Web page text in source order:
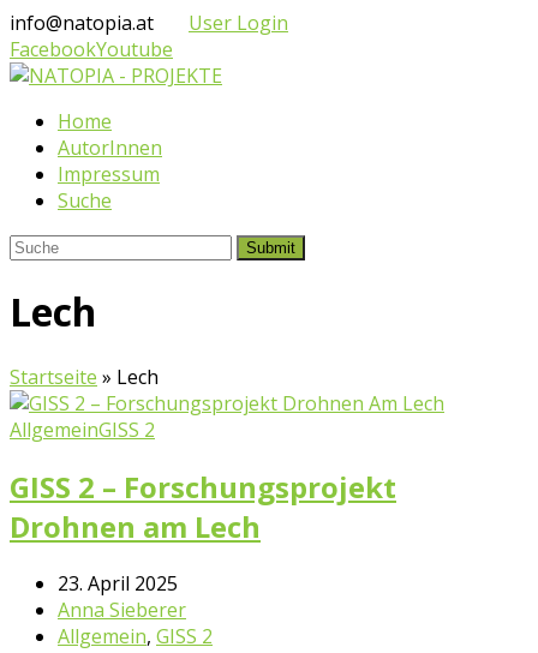
info@natopia.at
User Login
FacebookYoutube
Home
AutorInnen
Impressum
Suche
Submit
Lech
Startseite » Lech
AllgemeinGISS 2
GISS 2 – Forschungsprojekt
Drohnen am Lech
23. April 2025
Anna Sieberer
Allgemein, GISS 2